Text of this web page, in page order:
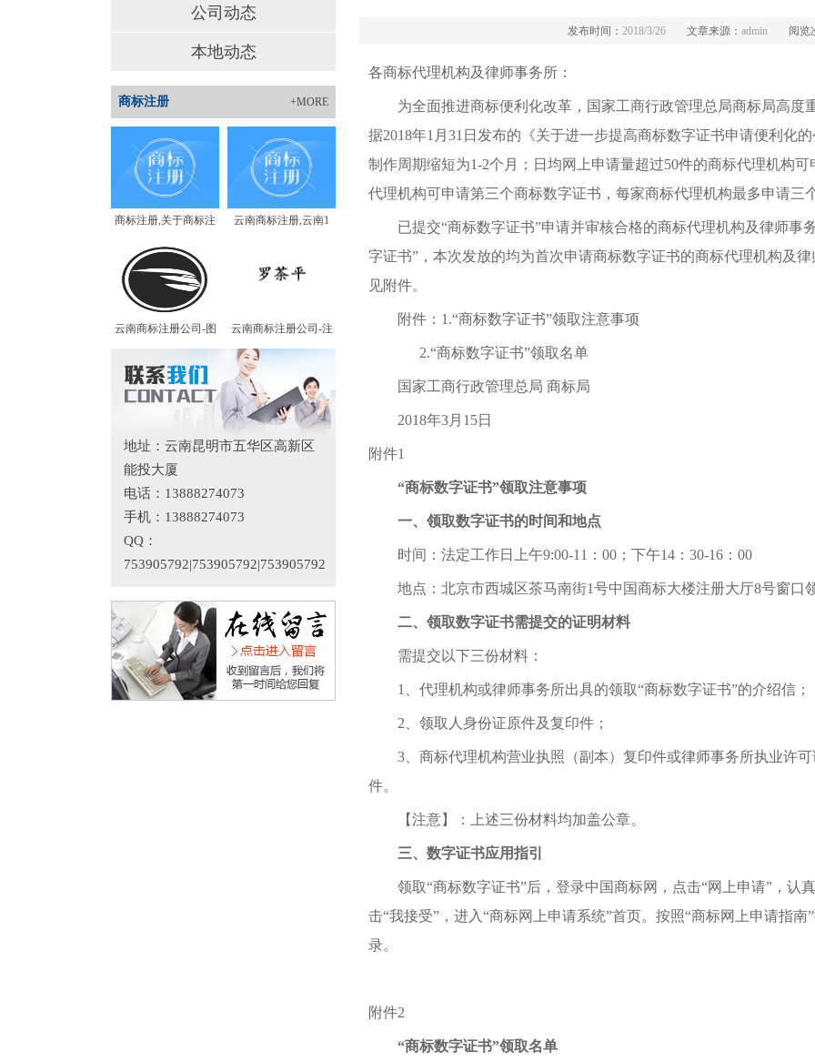
公司动态
本地动态
+MORE
商标注册
商标注册,关于商标注 云南商标注册,云南1
云南商标注册公司-图 云南商标注册公司-注
地址：云南昆明市五华区高新区
能投大厦
电话：13888274073
手机：13888274073
QQ：
753905792|753905792|753905792
发布时间： 2018/3/26 文章来源： admin 阅览
各商标代理机构及律师事务所：
为全面推进商标便利化改革，国家工商行政管理总局商标局高度
据2018年1月31日发布的《关于进一步提高商标数字证书申请便利化
制作周期缩短为1-2个月；日均网上申请量超过50件的商标代理机构
代理机构可申请第三个商标数字证书，每家商标代理机构最多申请三
已提交“商标数字证书”申请并审核合格的商标代理机构及律师事
字证书”，本次发放的均为首次申请商标数字证书的商标代理机构及
见附件。
附件：1.“商标数字证书”领取注意事项
2.“商标数字证书”领取名单
国家工商行政管理总局 商标局
2018年3月15日
附件1
“商标数字证书”领取注意事项
一、领取数字证书的时间和地点
时间：法定工作日上午9:00-11：00；下午14：30-16：00
地点：北京市西城区茶马南街1号中国商标大楼注册大厅8号窗口
二、领取数字证书需提交的证明材料
需提交以下三份材料：
1、代理机构或律师事务所出具的领取“商标数字证书”的介绍信；
2、领取人身份证原件及复印件；
3、商标代理机构营业执照（副本）复印件或律师事务所执业许可
件。
【注意】：上述三份材料均加盖公章。
三、数字证书应用指引
领取“商标数字证书”后，登录中国商标网，点击“网上申请”，认
击“我接受”，进入“商标网上申请系统”首页。按照“商标网上申请指
录。
附件2
“商标数字证书”领取名单